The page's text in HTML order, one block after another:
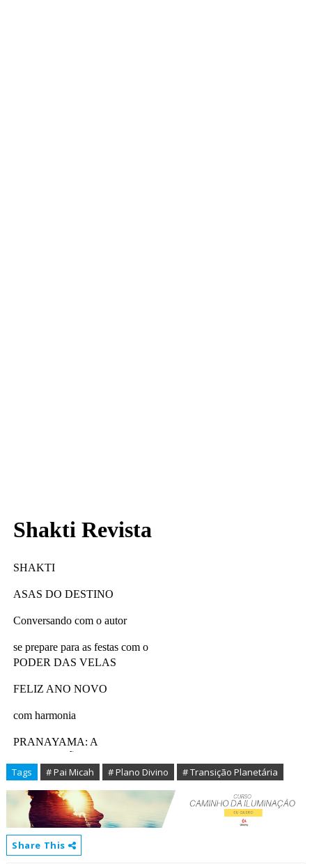
Tags # Pai Micah # Plano Divino # Transição Planetária
Share This